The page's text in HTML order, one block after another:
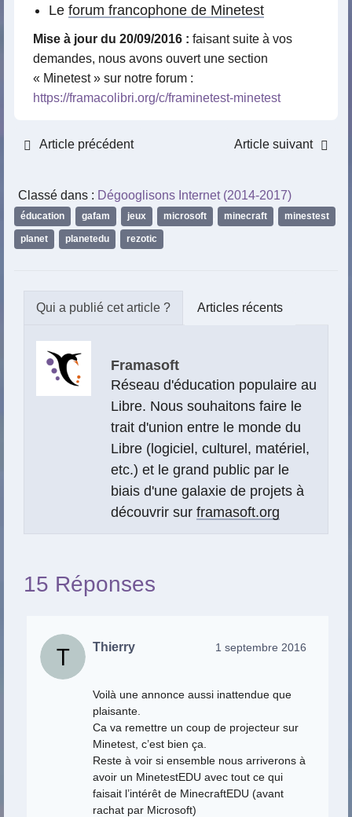
Le forum francophone de Minetest
Mise à jour du 20/09/2016 : faisant suite à vos
demandes, nous avons ouvert une section
« Minetest » sur notre forum :
https://framacolibri.org/c/framinetest-minetest
Article précédent Article suivant
Classé dans : Dégooglisons Internet (2014-2017)
éducation gafam jeux microsoft minecraft minestest
planet planetedu rezotic
Articles récents
Framasoft
Réseau d'éducation populaire au
Libre. Nous souhaitons faire le
trait d'union entre le monde du
Libre (logiciel, culturel, matériel,
etc.) et le grand public par le
biais d'une galaxie de projets à
découvrir sur framasoft.org
15 Réponses
Thierry 1 septembre 2016
Voilà une annonce aussi inattendue que
plaisante.
Ca va remettre un coup de projecteur sur
Minetest, c’est bien ça.
Reste à voir si ensemble nous arriverons à
avoir un MinetestEDU avec tout ce qui
faisait l’intérêt de MinecraftEDU (avant
rachat par Microsoft)